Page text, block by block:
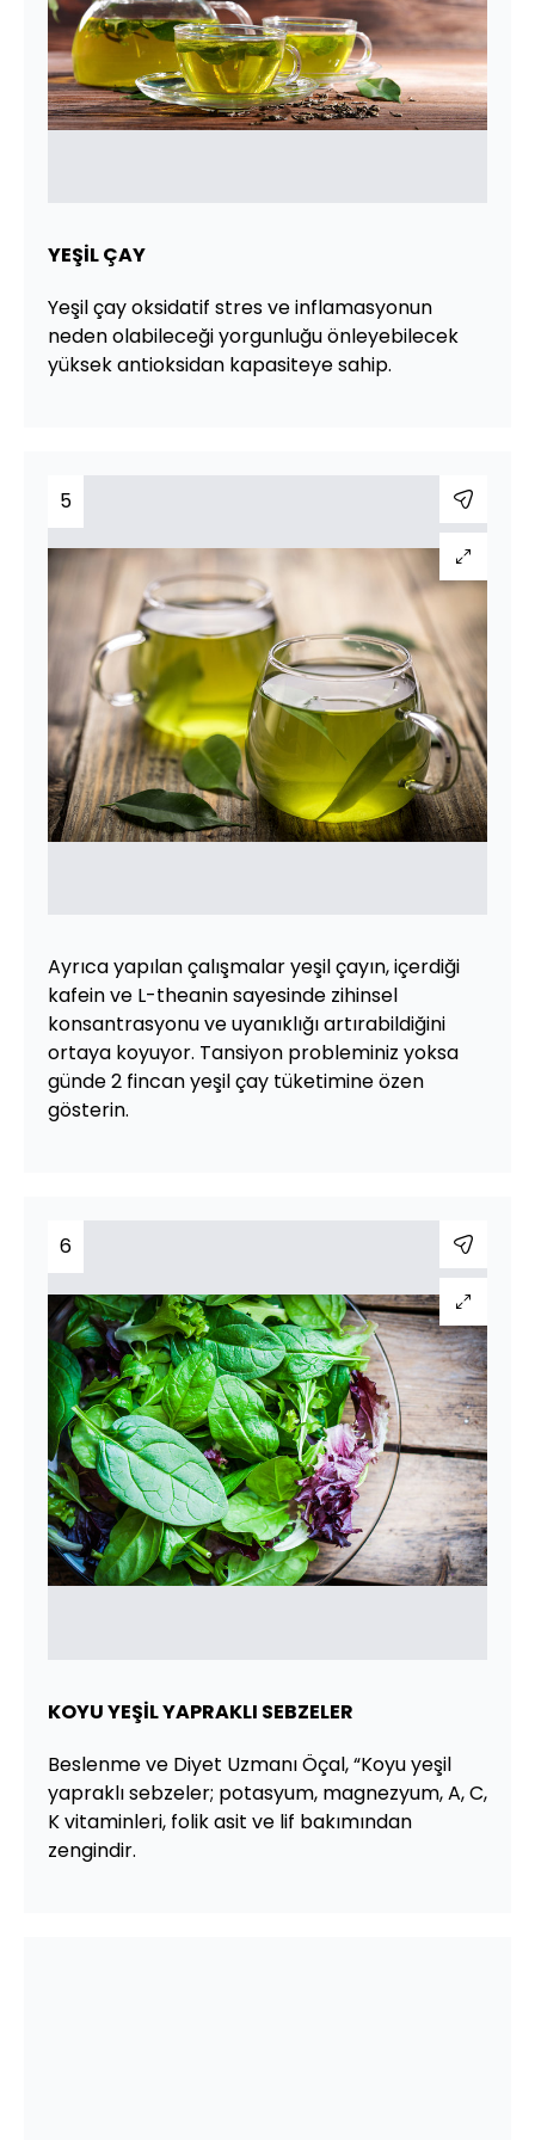
YEŞİL ÇAY
Yeşil çay oksidatif stres ve inflamasyonun
neden olabileceği yorgunluğu önleyebilecek
yüksek antioksidan kapasiteye sahip.
5
Ayrıca yapılan çalışmalar yeşil çayın, içerdiği
kafein ve L-theanin sayesinde zihinsel
konsantrasyonu ve uyanıklığı artırabildiğini
ortaya koyuyor. Tansiyon probleminiz yoksa
günde 2 fincan yeşil çay tüketimine özen
gösterin.
6
KOYU YEŞİL YAPRAKLI SEBZELER
Beslenme ve Diyet Uzmanı Öçal, “Koyu yeşil
yapraklı sebzeler; potasyum, magnezyum, A, C,
K vitaminleri, folik asit ve lif bakımından
zengindir.